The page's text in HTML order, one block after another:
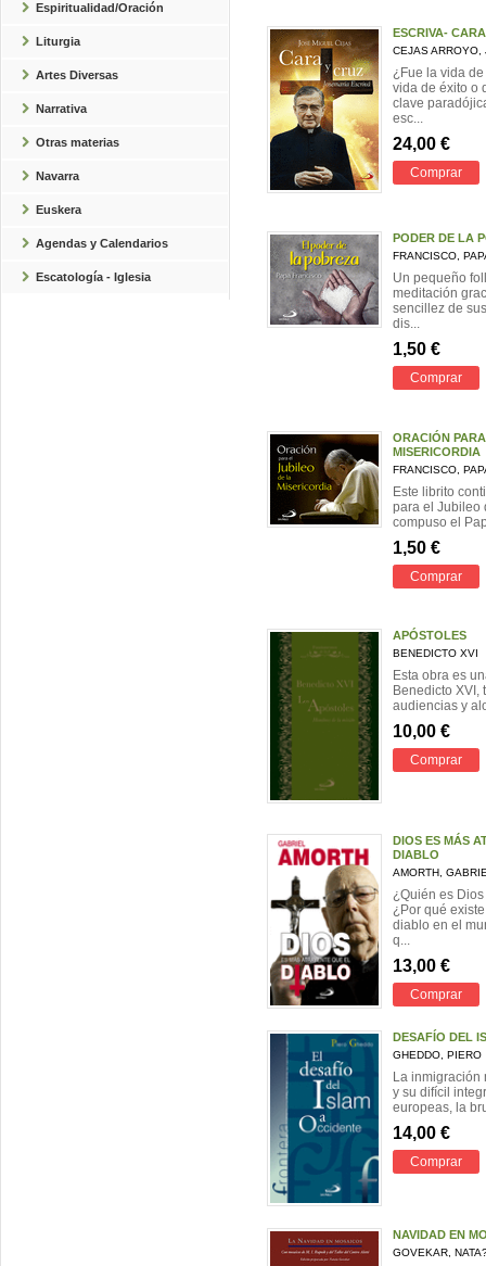
Espiritualidad/Oración
Liturgia
Artes Diversas
Narrativa
Otras materias
Navarra
Euskera
Agendas y Calendarios
Escatología - Iglesia
ESCRIVA-
CEJAS ARROYO,
¿Fue la vida
vida de éxito o
clave
esc...
24,00 €
Comprar
PODER DE LA
FRANCISCO,
Un pequeño
meditación
sencillez de
dis...
1,50 €
Comprar
ORACIÓN
MISERICORDIA
FRANCISCO,
Este librito
para el Jubileo
compuso el
1,50 €
Comprar
APÓSTOLES
BENEDICTO XVI
Esta obra es
Benedicto XVI,
audiencias y
10,00 €
Comprar
DIOS ES MÁS
DIABLO
AMORTH,
¿Quién es
¿Por qué
diablo en el
q...
13,00 €
Comprar
DESAFÍO DEL
GHEDDO, PIERO
La inmigración
y su difícil
europeas, la
14,00 €
Comprar
NAVIDAD EN
GOVEKAR,